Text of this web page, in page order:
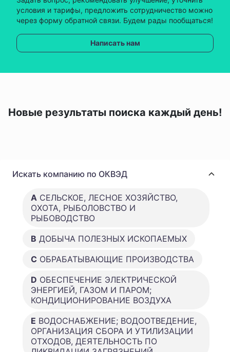
условия и тарифы, предложить сотрудничество можно
через форму обратной связи. Будем рады пообщаться!
Написать нам
Новые результаты поиска каждый день!
Искать компанию по ОКВЭД
A СЕЛЬСКОЕ, ЛЕСНОЕ ХОЗЯЙСТВО,
ОХОТА, РЫБОЛОВСТВО И
РЫБОВОДСТВО
B ДОБЫЧА ПОЛЕЗНЫХ ИСКОПАЕМЫХ
C ОБРАБАТЫВАЮЩИЕ ПРОИЗВОДСТВА
D ОБЕСПЕЧЕНИЕ ЭЛЕКТРИЧЕСКОЙ
ЭНЕРГИЕЙ, ГАЗОМ И ПАРОМ;
КОНДИЦИОНИРОВАНИЕ ВОЗДУХА
E ВОДОСНАБЖЕНИЕ; ВОДООТВЕДЕНИЕ,
ОРГАНИЗАЦИЯ СБОРА И УТИЛИЗАЦИИ
ОТХОДОВ, ДЕЯТЕЛЬНОСТЬ ПО